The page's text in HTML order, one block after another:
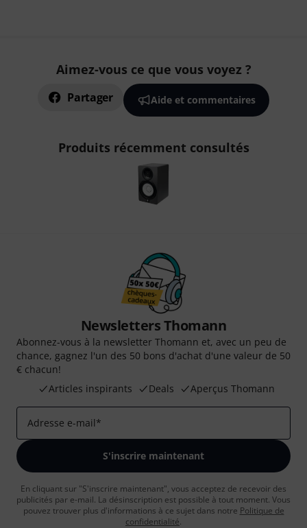
Aimez-vous ce que vous voyez ?
Partager Aide et commentaires
Produits récemment consultés
Newsletters Thomann
Abonnez-vous à la newsletter Thomann et, avec un peu de
chance, gagnez l'un des 50 bons d'achat d'une valeur de 50
€ chacun!
Articles inspirants
Deals Aperçus Thomann
Adresse e-mail*
S'inscrire maintenant
En cliquant sur "S'inscrire maintenant", vous acceptez de recevoir des
publicités par e-mail. La désinscription est possible à tout moment. Vous
pouvez trouver plus d'informations à ce sujet dans notre Politique de
confidentialité.